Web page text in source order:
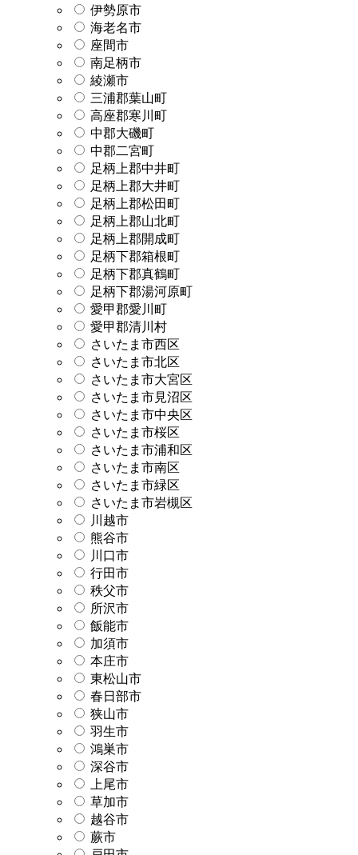
伊勢原市
海老名市
座間市
南足柄市
綾瀬市
三浦郡葉山町
高座郡寒川町
中郡大磯町
中郡二宮町
足柄上郡中井町
足柄上郡大井町
足柄上郡松田町
足柄上郡山北町
足柄上郡開成町
足柄下郡箱根町
足柄下郡真鶴町
足柄下郡湯河原町
愛甲郡愛川町
愛甲郡清川村
さいたま市西区
さいたま市北区
さいたま市大宮区
さいたま市見沼区
さいたま市中央区
さいたま市桜区
さいたま市浦和区
さいたま市南区
さいたま市緑区
さいたま市岩槻区
川越市
熊谷市
川口市
行田市
秩父市
所沢市
飯能市
加須市
本庄市
東松山市
春日部市
狭山市
羽生市
鴻巣市
深谷市
上尾市
草加市
越谷市
蕨市